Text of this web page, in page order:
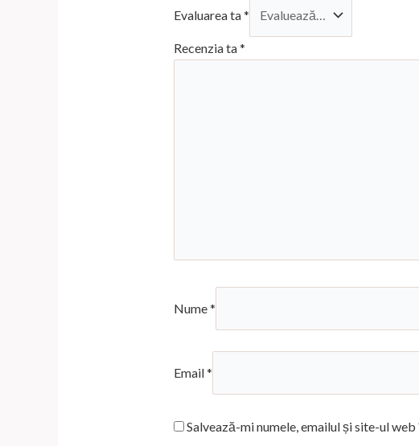
Evaluarea ta*
Recenzia ta*
Nume*
Email*
Salvează-mi numele, emailul și site-ul